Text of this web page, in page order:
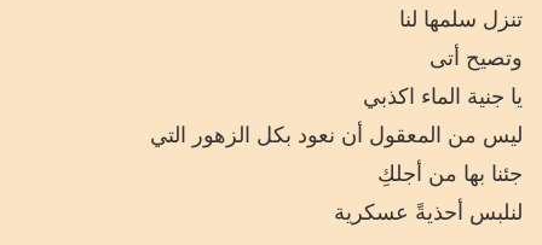
تنزل سلمها لنا
وتصيح أتى
يا جنية الماء اكذبي
ليس من المعقول أن نعود بكل الزهور التي
جئنا بها من أجلكِ
لنلبس أحذيةً عسكرية